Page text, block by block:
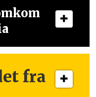
fra